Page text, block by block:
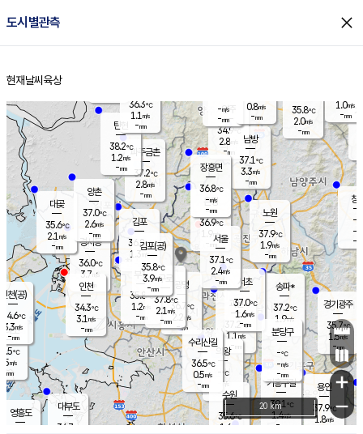
도시별관측 close
홈
현재날씨 육상
의도
℃
m/s
mm
영흥도
양주
34.9℃
2.8
-mm
과천
37.2℃
1.1m/s
- mm
용인
37.9℃
1.8m/s
경기광주
35.7℃
1.5m/s
-mm
대부도
34.7
경서동
36.0℃
3.7 m/s
-mm
파주금촌
37.2℃
2.8m/s
-mm
35.8℃
2.0m/s
-mm
대곶
35.6℃
2.1 m/s
-mm
창
-
-m/
-
탄현
38.2℃
1.2m/s
-mm
1.0m/s
-mm
의왕
- ℃
m/s
mm
김포
36.8℃
1.3 m/s
mm
광명
36.7 ℃
2.2 m/s
-mm
부천
35.8℃
1.2m/s
-mm
양촌
37.0℃
2.6m/s
-mm
구로
37.8℃
2.1 m/s
-mm
은평
36.9℃
1.9 m/s
- mm
노원
37.9℃
1.9m/s
-mm
송파*
37.2℃
1.9m/s
-mm
서초
37.0℃
1.6m/s
-mm
남방
37.1℃
3.3m/s
-mm
기흥구갈
39.1℃
1.4m/s
-
수리산길
36.5℃
0.5m/s
-mm
분당구
-℃
-m/s
-mm
장흥면
36.8℃
-m/s
-mm
-m/s
-mm
인천(공)
34.6℃
3.3m/s
-mm
김포(공)
35.8℃
3.9m/s
-mm
수원
35.6℃
1.6 m/s
인천
34.3℃
3.1 m/s
-mm
서울
37.1℃
2.4m/s
-mm
36.3℃
1.1 m/s
-mm
0.8m/s
-mm
+
−
20 km